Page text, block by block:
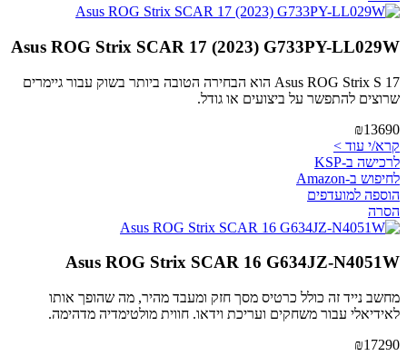
Asus ROG Strix SCAR 17 (2023) G733PY-LL029W
Asus ROG Strix S 17 הוא הבחירה הטובה ביותר בשוק עבור גיימרים
שרוצים להתפשר על ביצועים או גודל.
₪13690
קרא/י עוד >
לרכישה ב-KSP
לחיפוש ב-Amazon
הוספה למועדפים
הסרה
Asus ROG Strix SCAR 16 G634JZ-N4051W
מחשב נייד זה כולל כרטיס מסך חזק ומעבד מהיר, מה שהופך אותו
לאידיאלי עבור משחקים ועריכת וידאו. חווית מולטימדיה מדהימה.
₪17290